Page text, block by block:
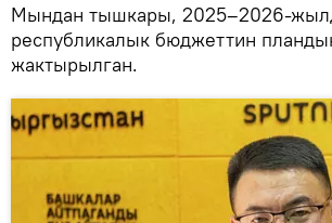
Мындан тышкары, 2025–2026-
республикалык бюджеттин
жактырылган.